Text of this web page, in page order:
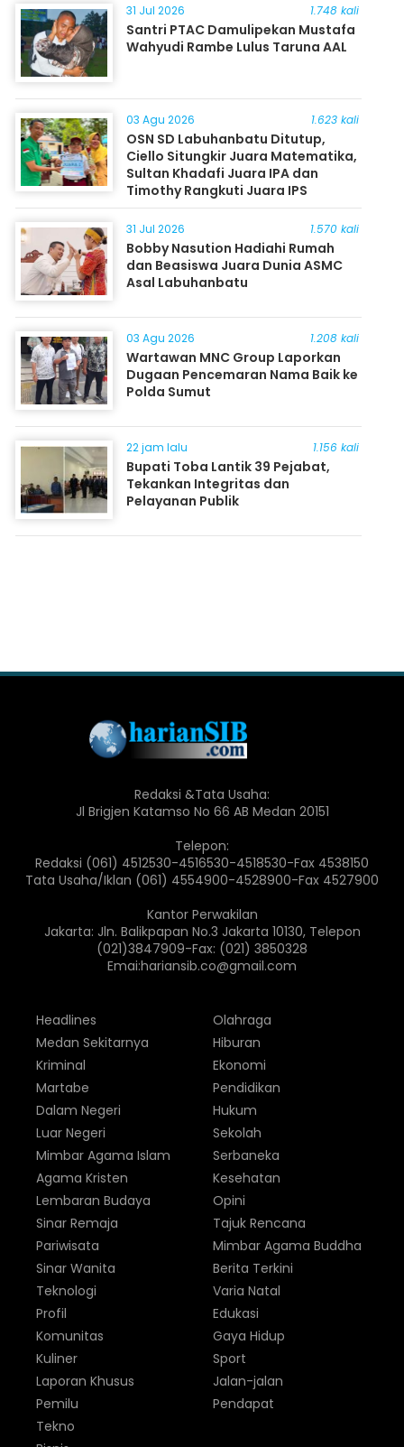
31 Jul 2026 1.748 kali
Santri PTAC Damulipekan Mustafa
Wahyudi Rambe Lulus Taruna AAL
03 Agu 2026 1.623 kali
OSN SD Labuhanbatu Ditutup,
Ciello Situngkir Juara Matematika,
Sultan Khadafi Juara IPA dan
Timothy Rangkuti Juara IPS
31 Jul 2026 1.570 kali
Bobby Nasution Hadiahi Rumah
dan Beasiswa Juara Dunia ASMC
Asal Labuhanbatu
03 Agu 2026 1.208 kali
Wartawan MNC Group Laporkan
Dugaan Pencemaran Nama Baik ke
Polda Sumut
22 jam lalu 1.156 kali
Bupati Toba Lantik 39 Pejabat,
Tekankan Integritas dan
Pelayanan Publik
Redaksi &Tata Usaha:
Jl Brigjen Katamso No 66 AB Medan 20151
Telepon:
Redaksi (061) 4512530-4516530-4518530-Fax 4538150
Tata Usaha/Iklan (061) 4554900-4528900-Fax 4527900
Kantor Perwakilan
Jakarta: Jln. Balikpapan No.3 Jakarta 10130, Telepon
(021)3847909-Fax: (021) 3850328
Emai:hariansib.co@gmail.com
Headlines
Medan Sekitarnya
Kriminal
Martabe
Dalam Negeri
Luar Negeri
Olahraga
Hiburan
Ekonomi
Pendidikan
Hukum
Sekolah
Mimbar Agama Islam
Agama Kristen
Lembaran Budaya
Sinar Remaja
Pariwisata
Sinar Wanita
Serbaneka
Kesehatan
Opini
Tajuk Rencana
Mimbar Agama Buddha
Berita Terkini
Teknologi
Profil
Komunitas
Kuliner
Laporan Khusus
Pemilu
Varia Natal
Edukasi
Gaya Hidup
Sport
Jalan-jalan
Pendapat
Tekno